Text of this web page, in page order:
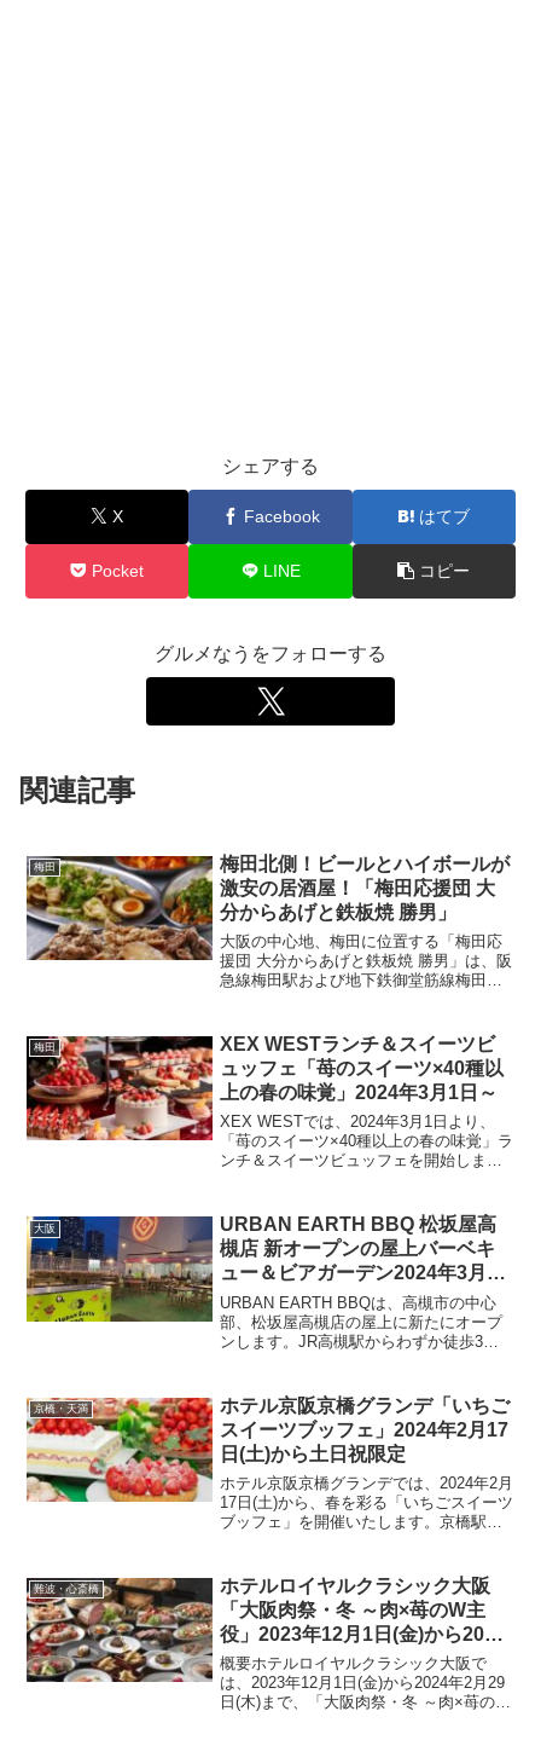
シェアする
X Facebook はてブ
Pocket LINE コピー
グルメなうをフォローする
関連記事
梅田
梅田北側！ビールとハイボールが
激安の居酒屋！「梅田応援団 大
分からあげと鉄板焼 勝男」
大阪の中心地、梅田に位置する「梅田応
援団 大分からあげと鉄板焼 勝男」は、阪
急線梅田駅および地下鉄御堂筋線梅田駅
ミアムモルツが1杯198円、ハイボールが
165円で楽し...
梅田
XEX WESTランチ＆スイーツビ
ュッフェ「苺のスイーツ×40種以
上の春の味覚」2024年3月1日～
XEX WESTでは、2024年3月1日より、
「苺のスイーツ×40種以上の春の味覚」ラ
ンチ＆スイーツビュッフェを開始しま
訪れを感じる豊かなフレーバーをお楽し
みいただけま...
大阪
URBAN EARTH BBQ 松坂屋高
槻店 新オープンの屋上バーベキ
ュー＆ビアガーデン2024年3月か
ら
URBAN EARTH BBQは、高槻市の中心
部、松坂屋高槻店の屋上に新たにオープ
ンします。JR高槻駅からわずか徒歩3分
いスポットです。ロケーションとアクセ
ス都心であり...
京橋・天満
ホテル京阪京橋グランデ「いちご
スイーツブッフェ」2024年2月17
日(土)から土日祝限定
ホテル京阪京橋グランデでは、2024年2月
17日(土)から、春を彩る「いちごスイーツ
ブッフェ」を開催いたします。京橋駅か
をイメージした色鮮やかな苺スイーツや
軽食を食べ...
難波・心斎橋
ホテルロイヤルクラシック大阪
「大阪肉祭・冬 ～肉×苺のW主
役」2023年12月1日(金)から2024
年2月29日(木)
概要ホテルロイヤルクラシック大阪で
は、2023年12月1日(金)から2024年2月29
日(木)まで、「大阪肉祭・冬 ～肉×苺のW